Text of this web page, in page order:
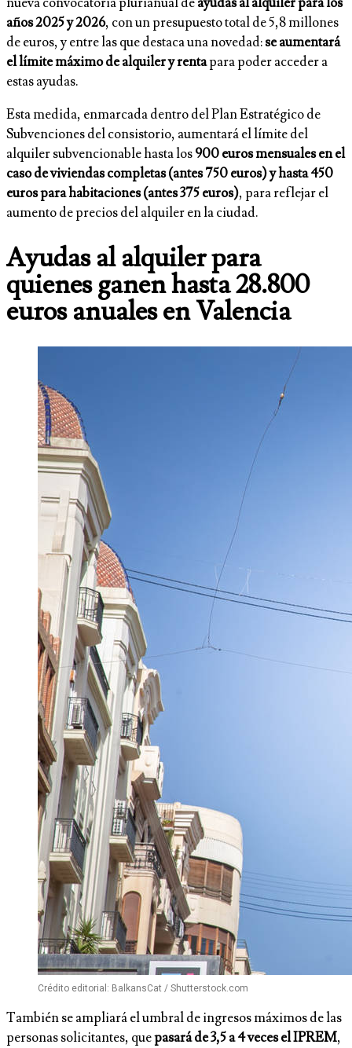
nueva convocatoria plurianual deayudas al alquiler para los
años 2025 y 2026, con un presupuesto total de 5,8 millones
de euros, y entre las que destaca una novedad:se aumentará
el límite máximo de alquiler y rentapara poder acceder a
estas ayudas.
Esta medida, enmarcada dentro del Plan Estratégico de
Subvenciones del consistorio, aumentará el límite del
alquiler subvencionable hasta los900 euros mensuales en el
caso de viviendas completas (antes 750 euros) y hasta 450
euros para habitaciones (antes 375 euros), para reflejar el
aumento de precios del alquiler en la ciudad.
Ayudas al alquiler para
quienes ganen hasta28.800
euros anuales en Valencia
Crédito editorial: BalkansCat / Shutterstock.com
También se ampliará el umbral de ingresos máximos de las
personas solicitantes, quepasará de 3,5 a 4 veces el IPREM,